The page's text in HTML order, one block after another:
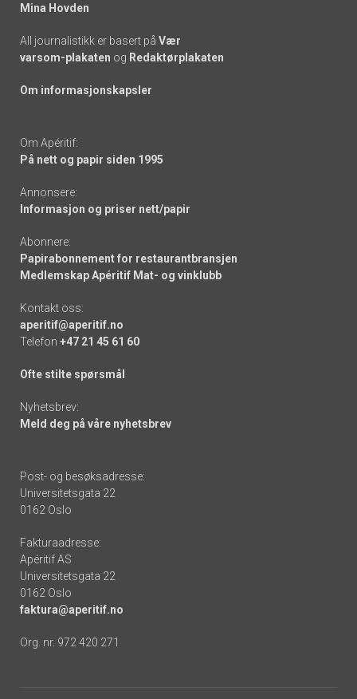
Mina Hovden
All journalistikk er basert på Vær
varsom-plakaten og Redaktørplakaten
Om informasjonskapsler
Om Apéritif:
På nett og papir siden 1995
Annonsere:
Informasjon og priser nett/papir
Abonnere:
Papirabonnement for restaurantbransjen
Medlemskap Apéritif Mat- og vinklubb
Kontakt oss:
aperitif@aperitif.no
Telefon +47 21 45 61 60
Ofte stilte spørsmål
Nyhetsbrev:
Meld deg på våre nyhetsbrev
Post- og besøksadresse:
Universitetsgata 22
0162 Oslo
Fakturaadresse:
Apéritif AS
Universitetsgata 22
0162 Oslo
faktura@aperitif.no
Org. nr. 972 420 271